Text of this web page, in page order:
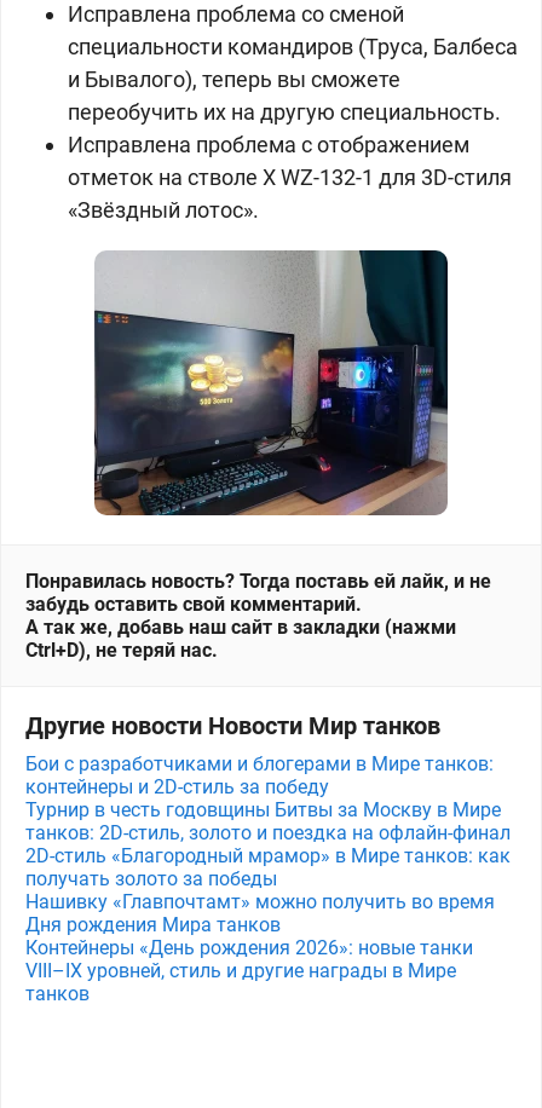
Исправлена проблема со сменой
специальности командиров (Труса, Балбеса
и Бывалого), теперь вы сможете
переобучить их на другую специальность.
Исправлена проблема с отображением
отметок на стволе XWZ-132-1 для 3D-стиля
«Звёздный лотос».
Понравилась новость? Тогда поставь ей лайк, и не
забудь оставить свой комментарий.
А так же, добавь наш сайт в закладки (нажми
Ctrl+D), не теряй нас.
Другие новости Новости Мир танков
Бои с разработчиками и блогерами в Мире танков:
контейнеры и 2D-стиль за победу
Турнир в честь годовщины Битвы за Москву в Мире
танков: 2D-стиль, золото и поездка на офлайн-финал
2D-стиль «Благородный мрамор» в Мире танков: как
получать золото за победы
Нашивку «Главпочтамт» можно получить во время
Дня рождения Мира танков
Контейнеры «День рождения 2026»: новые танки
VIII–IX уровней, стиль и другие награды в Мире
танков